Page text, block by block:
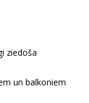
ziedoša
un balkoniem